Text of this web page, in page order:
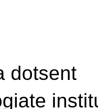
dotsent